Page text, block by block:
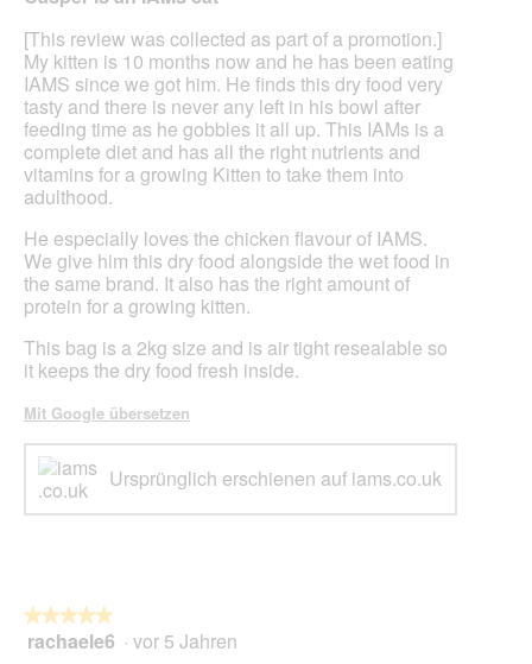
5
Sternen.
[This review was collected as part of a promotion.]
My kitten is 10 months now and he has been eating
IAMS since we got him. He finds this dry food very
tasty and there is never any left in his bowl after
feeding time as he gobbles it all up. This IAMs is a
complete diet and has all the right nutrients and
vitamins for a growing Kitten to take them into
adulthood.
He especially loves the chicken flavour of IAMS.
We give him this dry food alongside the wet food in
the same brand. It also has the right amount of
protein for a growing kitten.
This bag is a 2kg size and is air tight resealable so
it keeps the dry food fresh inside.
Mit Google übersetzen
Ursprünglich erschienen auf iams.co.uk
★★★★★
★★★★★
5rachaele6 · vor 5 Jahren